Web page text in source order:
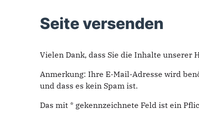
Seite versenden
Vielen Dank, dass Sie die Inhalte unserer
Anmerkung: Ihre E-Mail-Adresse wird
und dass es kein Spam ist.
Das mit * gekennzeichnete Feld ist ein